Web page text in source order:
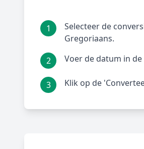
1
Selecteer de
Gregoriaans.
2
Voer de datum in
3 Klik op de